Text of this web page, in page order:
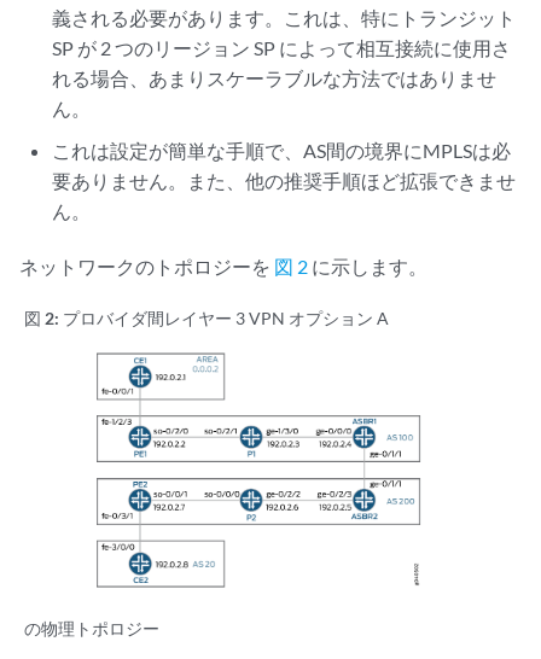
義される必要があります。これは、特にトランジット
SP が 2 つのリージョン SP によって相互接続に使用さ
れる場合、あまりスケーラブルな方法ではありませ
ん。
これは設定が簡単な手順で、AS間の境界にMPLSは必
要ありません。また、他の推奨手順ほど拡張できませ
ん。
ネットワークのトポロジーを 図 2 に示します。
図 2: プロバイダ間レイヤー 3 VPN オプション A
の物理トポロジー